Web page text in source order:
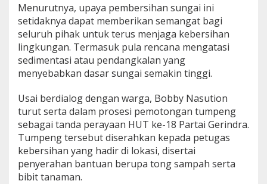
Menurutnya, upaya pembersihan sungai ini
setidaknya dapat memberikan semangat bagi
seluruh pihak untuk terus menjaga kebersihan
lingkungan. Termasuk pula rencana mengatasi
sedimentasi atau pendangkalan yang
menyebabkan dasar sungai semakin tinggi.
Usai berdialog dengan warga, Bobby Nasution
turut serta dalam prosesi pemotongan tumpeng
sebagai tanda perayaan HUT ke-18 Partai Gerindra.
Tumpeng tersebut diserahkan kepada petugas
kebersihan yang hadir di lokasi, disertai
penyerahan bantuan berupa tong sampah serta
bibit tanaman.